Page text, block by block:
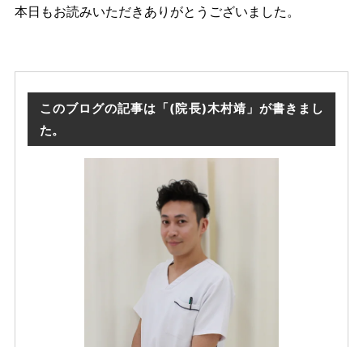
本日もお読みいただきありがとうございました。
このブログの記事は「(院長)木村靖」が書きまし
た。